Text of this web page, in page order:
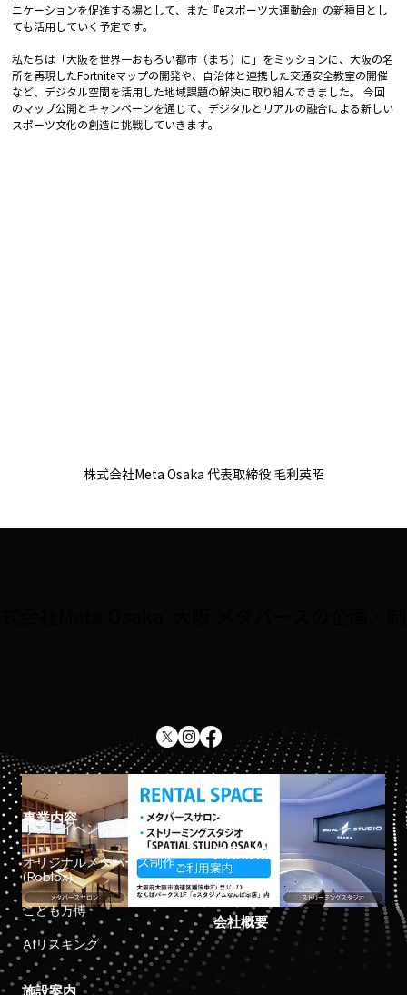
ニケーションを促進する場として、また『eスポーツ大運動会』の新種目とし
ても活用していく予定です。
私たちは「大阪を世界一おもろい都市（まち）に」をミッションに、大阪の名
所を再現したFortniteマップの開発や、自治体と連携した交通安全教室の開催
など、デジタル空間を活用した地域課題の解決に取り組んできました。
今回
のマップ公開とキャンペーンを通じて、デジタルとリアルの融合による新しい
スポーツ文化の創造に挑戦していきます。
株式会社Meta Osaka 代表取締役 毛利英昭
事業内容
リアルイベント開催
オリジナルメタバース制作
(Roblox)
こども万博
AIリスキング
施設案内
ホーム
採用情報
お知らせ
会社概要